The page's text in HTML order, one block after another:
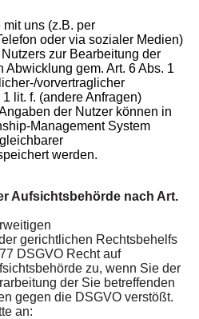
uns (z.B. per
oder via sozialer Medien)
zur Bearbeitung der
Abwicklung gem. Art. 6 Abs. 1
vorvertraglicher
lit. f. (andere Anfragen)
der Nutzer können in
Management System
werden.
Aufsichtsbehörde nach Art.
gerichtlichen Rechtsbehelfs
DSGVO Recht auf
zu, wenn Sie der
der Sie betreffenden
gegen die DSGVO verstößt.
an: